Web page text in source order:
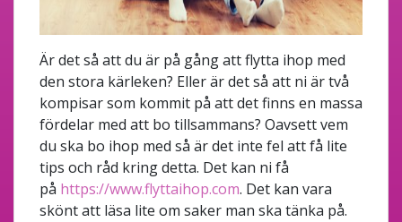
Är det så att du är på gång att flytta ihop med
den stora kärleken? Eller är det så att ni är två
kompisar som kommit på att det finns en massa
fördelar med att bo tillsammans? Oavsett vem
du ska bo ihop med så är det inte fel att få lite
tips och råd kring detta. Det kan ni få
på https://www.flyttaihop.com. Det kan vara
skönt att läsa lite om saker man ska tänka på.